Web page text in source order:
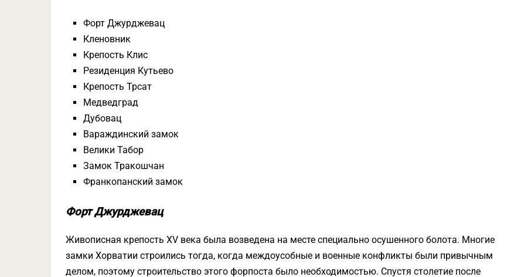
Форт Джурджевац
Кленовник
Крепость Клис
Резиденция Кутьево
Крепость Трсат
Медведград
Дубовац
Вараждинский замок
Велики Табор
Замок Тракошчан
Франкопанский замок
Форт Джурджевац
Живописная крепость XV века была возведена на месте специально осушенного болота. Многие
замки Хорватии строились тогда, когда междоусобные и военные конфликты были привычным
делом, поэтому строительство этого форпоста было необходимостью. Спустя столетие после